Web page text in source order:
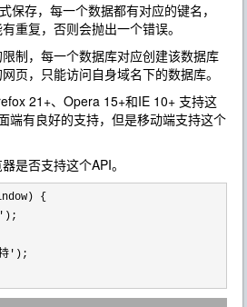
保存，每一个数据都有对应的键名，
重复，否则会抛出一个错误。
制，每一个数据库对应创建该数据库
页，只能访问自身域名下的数据库。
21+、Opera 15+和IE 10+ 支持这
端有良好的支持，但是移动端支持这个
是否支持这个API。
{
);
' );